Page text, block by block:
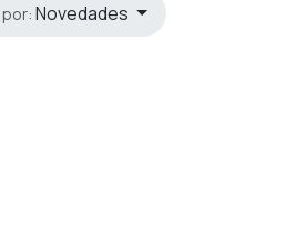
Novedades